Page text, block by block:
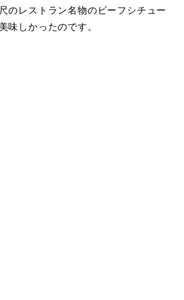
のレストラン名物のビーフシチュー
味しかったのです。